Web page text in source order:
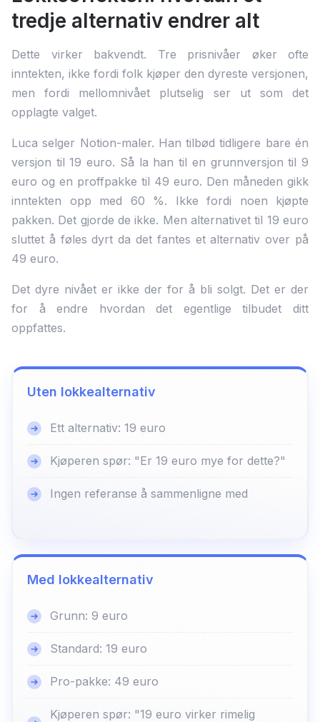
tredje alternativ endrer alt
Dette virker bakvendt. Tre prisnivåer øker ofte
inntekten, ikke fordi folk kjøper den dyreste versjonen,
men fordi mellomnivået plutselig ser ut som det
opplagte valget.
Luca selger Notion-maler. Han tilbød tidligere bare én
versjon til 19 euro. Så la han til en grunnversjon til 9
euro og en proffpakke til 49 euro. Den måneden gikk
inntekten opp med 60 %. Ikke fordi noen kjøpte
pakken. Det gjorde de ikke. Men alternativet til 19 euro
sluttet å føles dyrt da det fantes et alternativ over på
49 euro.
Det dyre nivået er ikke der for å bli solgt. Det er der
for å endre hvordan det egentlige tilbudet ditt
oppfattes.
Uten lokkealternativ
Ett alternativ: 19 euro
Kjøperen spør: "Er 19 euro mye for dette?"
Ingen referanse å sammenligne med
Med lokkealternativ
Grunn: 9 euro
Standard: 19 euro
Pro-pakke: 49 euro
Kjøperen spør: "19 euro virker rimelig